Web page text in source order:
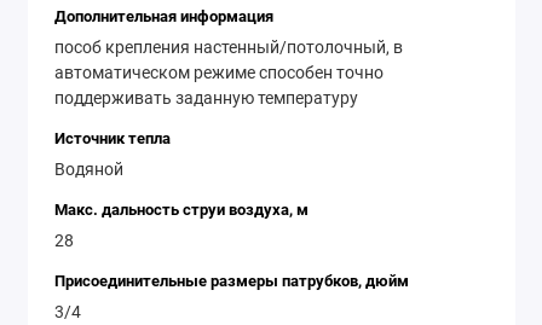
Он оснащен интуитивно понятным пультом
управления, который позволяет легко настроить
нужную температуру и скорость вентиляции. Кроме
того, он имеет защиту от перегрева и влаги, что
обеспечивает безопасность его эксплуатации.
Водяной тепловентилятор Volcano VR-D EC - это
помещений. Он сочетает в себе высокую
производительность, экономичность и удобство
использования. Будь то коммерческое или жилое
помещение, этот тепловентилятор справится с
Дополнительная информация
пособ крепления настенный/потолочный, в
автоматическом режиме способен точно
поддерживать заданную температуру
Источник тепла
Водяной
Макс. дальность струи воздуха, м
28
Присоединительные размеры патрубков, дюйм
3/4